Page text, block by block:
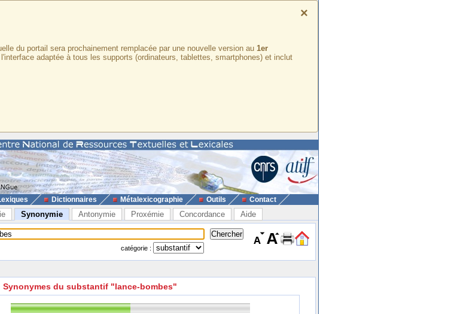
×
du portail sera prochainement remplacée par une nouvelle version au 1er
adaptée à tous les supports (ordinateurs, tablettes, smartphones) et inclut
Dictionnaires Métalexicographie Outils Contact
Synonymie Antonymie Proxémie Concordance Aide
catégorie :
Synonymes du substantif "lance-bombes"